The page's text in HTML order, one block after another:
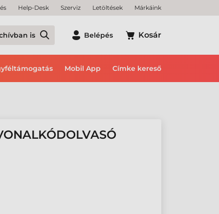
Help-Desk Szerviz Letöltések Márkáink
is Belépés Kosár
Mobil App Címke kereső